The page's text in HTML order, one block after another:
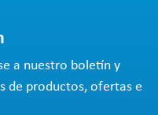
a nuestro boletín y
de productos, ofertas e